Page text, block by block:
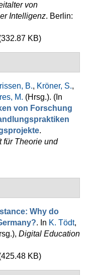
von
Intelligenz. Berlin:
KB)
B., Kröner, S.,
M. (Hrsg.). (In
von Forschung
.
für Theorie und
Why do
. In K. Tödt,
, Digital Education
KB)